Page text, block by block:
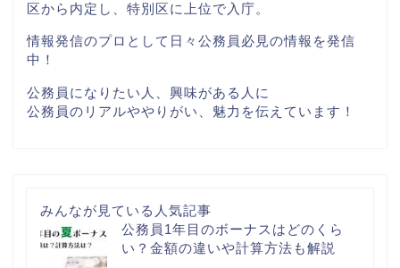
区から内定し、特別区に上位で入庁。
情報発信のプロとして日々公務員必見の情報を発信
中！
公務員になりたい人、興味がある人に
公務員のリアルややりがい、魅力を伝えています！
みんなが見ている人気記事
公務員1年目のボーナスはどのくら
い？金額の違いや計算方法も解説